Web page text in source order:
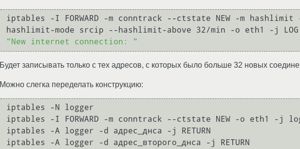
iptables -I FORWARD -m conntrack --ctstate NEW -m
"New internet connection: "
Будет записывать только с тех адресов, с которых было больше 32 новых
Можно слегка переделать конструкцию:
iptables -N logger
iptables -I FORWARD -m conntrack --ctstate NEW -o eth1 -j
iptables -A logger -d адрес_днса -j RETURN
iptables -A logger -d адрес_второго_днса -j RETURN